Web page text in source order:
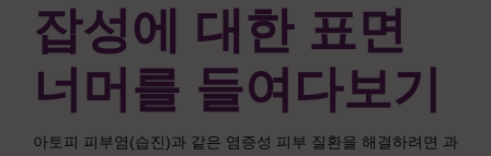
잡성에 대한 표면
너머를 들여다보기
아토피 피부염(습진)과 같은 염증성 피부 질환을 해결하려면 과